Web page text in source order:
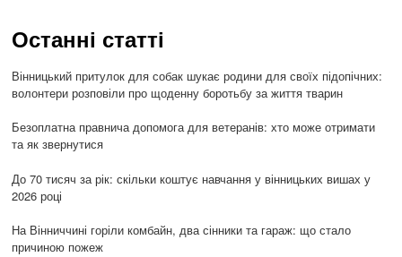
Останні статті
Вінницький притулок для собак шукає родини для своїх підопічних:
волонтери розповіли про щоденну боротьбу за життя тварин
Безоплатна правнича допомога для ветеранів: хто може отримати
та як звернутися
До 70 тисяч за рік: скільки коштує навчання у вінницьких вишах у
2026 році
На Вінниччині горіли комбайн, два сінники та гараж: що стало
причиною пожеж